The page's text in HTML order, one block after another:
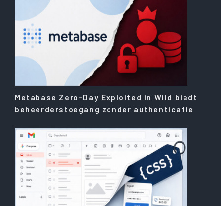
Metabase Zero-Day Exploited in Wild biedt
beheerderstoegang zonder authenticatie